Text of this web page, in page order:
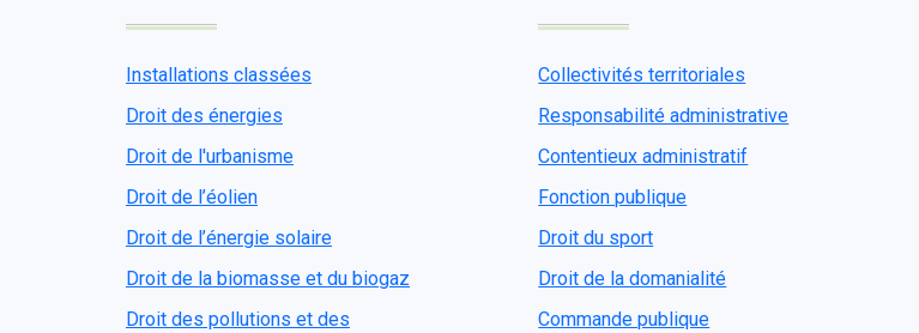
Installations classées
Droit des énergies
Droit de l'urbanisme
Droit de l’éolien
Droit de l’énergie solaire
Droit de la biomasse et du biogaz
Droit des pollutions et des
Collectivités territoriales
Responsabilité administrative
Contentieux administratif
Fonction publique
Droit du sport
Droit de la domanialité
Commande publique